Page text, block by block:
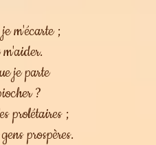
m'écarte ;
m'aider.
je parte
?
prolétaires ;
prospères.